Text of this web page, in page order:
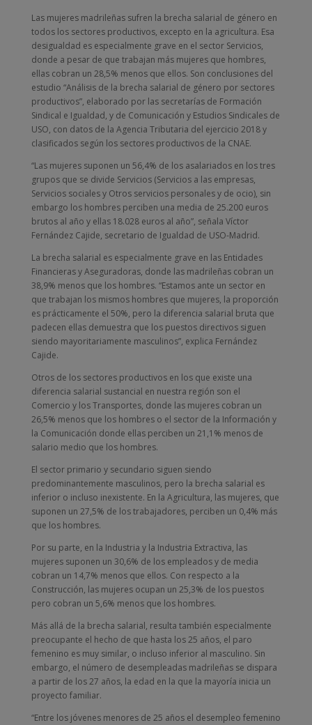
Las mujeres madrileñas sufren la brecha salarial de género en
todos los sectores productivos, excepto en la agricultura. Esa
desigualdad es especialmente grave en el sector Servicios,
donde a pesar de que trabajan más mujeres que hombres,
ellas cobran un 28,5% menos que ellos. Son conclusiones del
estudio “Análisis de la brecha salarial de género por sectores
productivos”, elaborado por las secretarías de Formación
Sindical e Igualdad, y de Comunicación y Estudios Sindicales de
USO, con datos de la Agencia Tributaria del ejercicio 2018 y
clasificados según los sectores productivos de la CNAE.
“Las mujeres suponen un 56,4% de los asalariados en los tres
grupos que se divide Servicios (Servicios a las empresas,
Servicios sociales y Otros servicios personales y de ocio), sin
embargo los hombres perciben una media de 25.200 euros
brutos al año y ellas 18.028 euros al año”, señala Víctor
Fernández Cajide, secretario de Igualdad de USO-Madrid.
La brecha salarial es especialmente grave en las Entidades
Financieras y Aseguradoras, donde las madrileñas cobran un
38,9% menos que los hombres. “Estamos ante un sector en
que trabajan los mismos hombres que mujeres, la proporción
es prácticamente el 50%, pero la diferencia salarial bruta que
padecen ellas demuestra que los puestos directivos siguen
siendo mayoritariamente masculinos”, explica Fernández
Cajide.
Otros de los sectores productivos en los que existe una
diferencia salarial sustancial en nuestra región son el
Comercio y los Transportes, donde las mujeres cobran un
26,5% menos que los hombres o el sector de la Información y
la Comunicación donde ellas perciben un 21,1% menos de
salario medio que los hombres.
El sector primario y secundario siguen siendo
predominantemente masculinos, pero la brecha salarial es
inferior o incluso inexistente. En la Agricultura, las mujeres, que
suponen un 27,5% de los trabajadores, perciben un 0,4% más
que los hombres.
Por su parte, en la Industria y la Industria Extractiva, las
mujeres suponen un 30,6% de los empleados y de media
cobran un 14,7% menos que ellos. Con respecto a la
Construcción, las mujeres ocupan un 25,3% de los puestos
pero cobran un 5,6% menos que los hombres.
Más allá de la brecha salarial, resulta también especialmente
preocupante el hecho de que hasta los 25 años, el paro
femenino es muy similar, o incluso inferior al masculino. Sin
embargo, el número de desempleadas madrileñas se dispara
a partir de los 27 años, la edad en la que la mayoría inicia un
proyecto familiar.
“Entre los jóvenes menores de 25 años el desempleo femenino